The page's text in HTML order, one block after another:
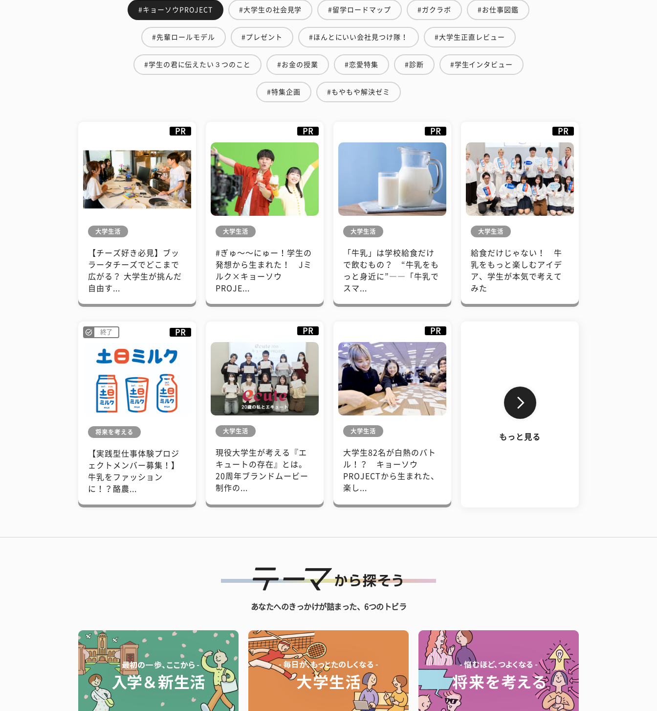
#キョーソウPROJECT #大学生の社会見学 #留学ロードマップ #ガクラボ #お仕事図鑑
#先輩ロールモデル #プレゼント #ほんとにいい会社見つけ隊！ #大学生正直レビュー
#学生の君に伝えたい３つのこと #お金の授業 #恋愛特集 #診断 #学生インタビュー
#特集企画 #もやもや解決ゼミ
PR
大学生活
【チーズ好き必見】ブッ
ラータチーズでどこまで
広がる？ 大学生が挑んだ
自由す...
PR
大学生活
#ぎゅ〜〜にゅー！学生の
発想から生まれた！ Jミ
ルク×キョーソウ
PROJE...
PR
大学生活
「牛乳」は学校給食だけ
で飲むもの？ “牛乳をも
っと身近に”――「牛乳で
スマ...
PR
大学生活
給食だけじゃない！ 牛
乳をもっと楽しむアイデ
ア、学生が本気で考えて
みた
終了 PR
将来を考える
【実践型仕事体験プロジ
ェクトメンバー募集！】
牛乳をファッション
に！？酪農...
PR
大学生活
現役大学生が考える『エ
キュートの存在』とは。
20周年ブランドムービー
制作の...
PR
大学生活
大学生82名が白熱のバト
ル！？ キョーソウ
PROJECTから生まれた、
楽し...
もっと見る
あなたへのきっかけが詰まった、6つのトビラ